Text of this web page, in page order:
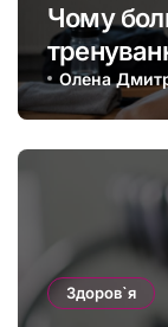
Чому
МРТ
Олена
Здоров`я